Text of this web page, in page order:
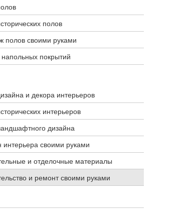
полов
полов своими руками
покрытий
и декора интерьеров
интерьеров
дизайна
интерьера своими руками
и отделочные материалы
и ремонт своими руками